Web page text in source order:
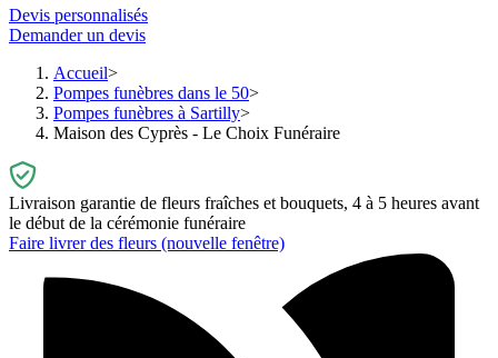
Devis personnalisés
Demander un devis
Accueil
Pompes funèbres dans le 50
Pompes funèbres à Sartilly
Maison des Cyprès - Le Choix Funéraire
Livraison garantie de fleurs fraîches et bouquets, 4 à 5 heures avant
le début de la cérémonie funéraire
Faire livrer des fleurs (nouvelle fenêtre)